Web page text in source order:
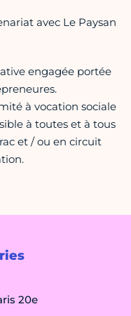
20e
avec Le Paysan
engagée portée
à vocation sociale
à toutes et à tous
et / ou en circuit